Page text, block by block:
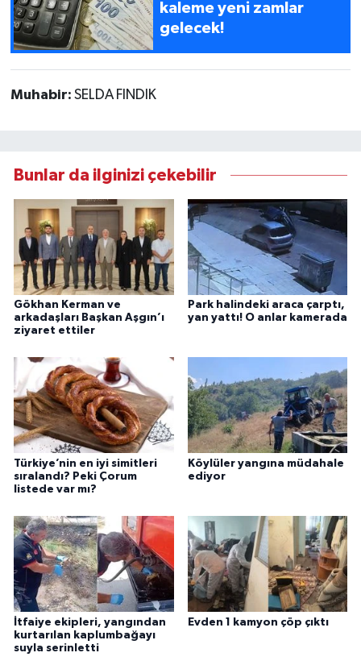
kaleme yeni zamlar
gelecek!
Muhabir: SELDA FINDIK
Bunlar da ilginizi çekebilir
Gökhan Kerman ve
arkadaşları Başkan Aşgın’ı
ziyaret ettiler
Park halindeki araca çarptı,
yan yattı! O anlar kamerada
Türkiye’nin en iyi simitleri
sıralandı? Peki Çorum
listede var mı?
Köylüler yangına müdahale
ediyor
İtfaiye ekipleri, yangından
kurtarılan kaplumbağayı
suyla serinletti
Evden 1 kamyon çöp çıktı